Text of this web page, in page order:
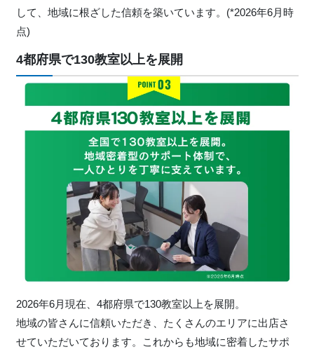
して、地域に根ざした信頼を築いています。(*2026年6月時
点)
4都府県で130教室以上を展開
2026年6月現在、4都府県で130教室以上を展開。
地域の皆さんに信頼いただき、たくさんのエリアに出店さ
せていただいております。これからも地域に密着したサポ